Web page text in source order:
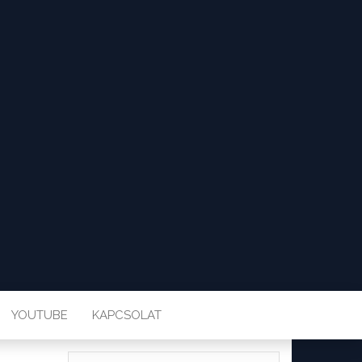
YOUTUBE KAPCSOLAT